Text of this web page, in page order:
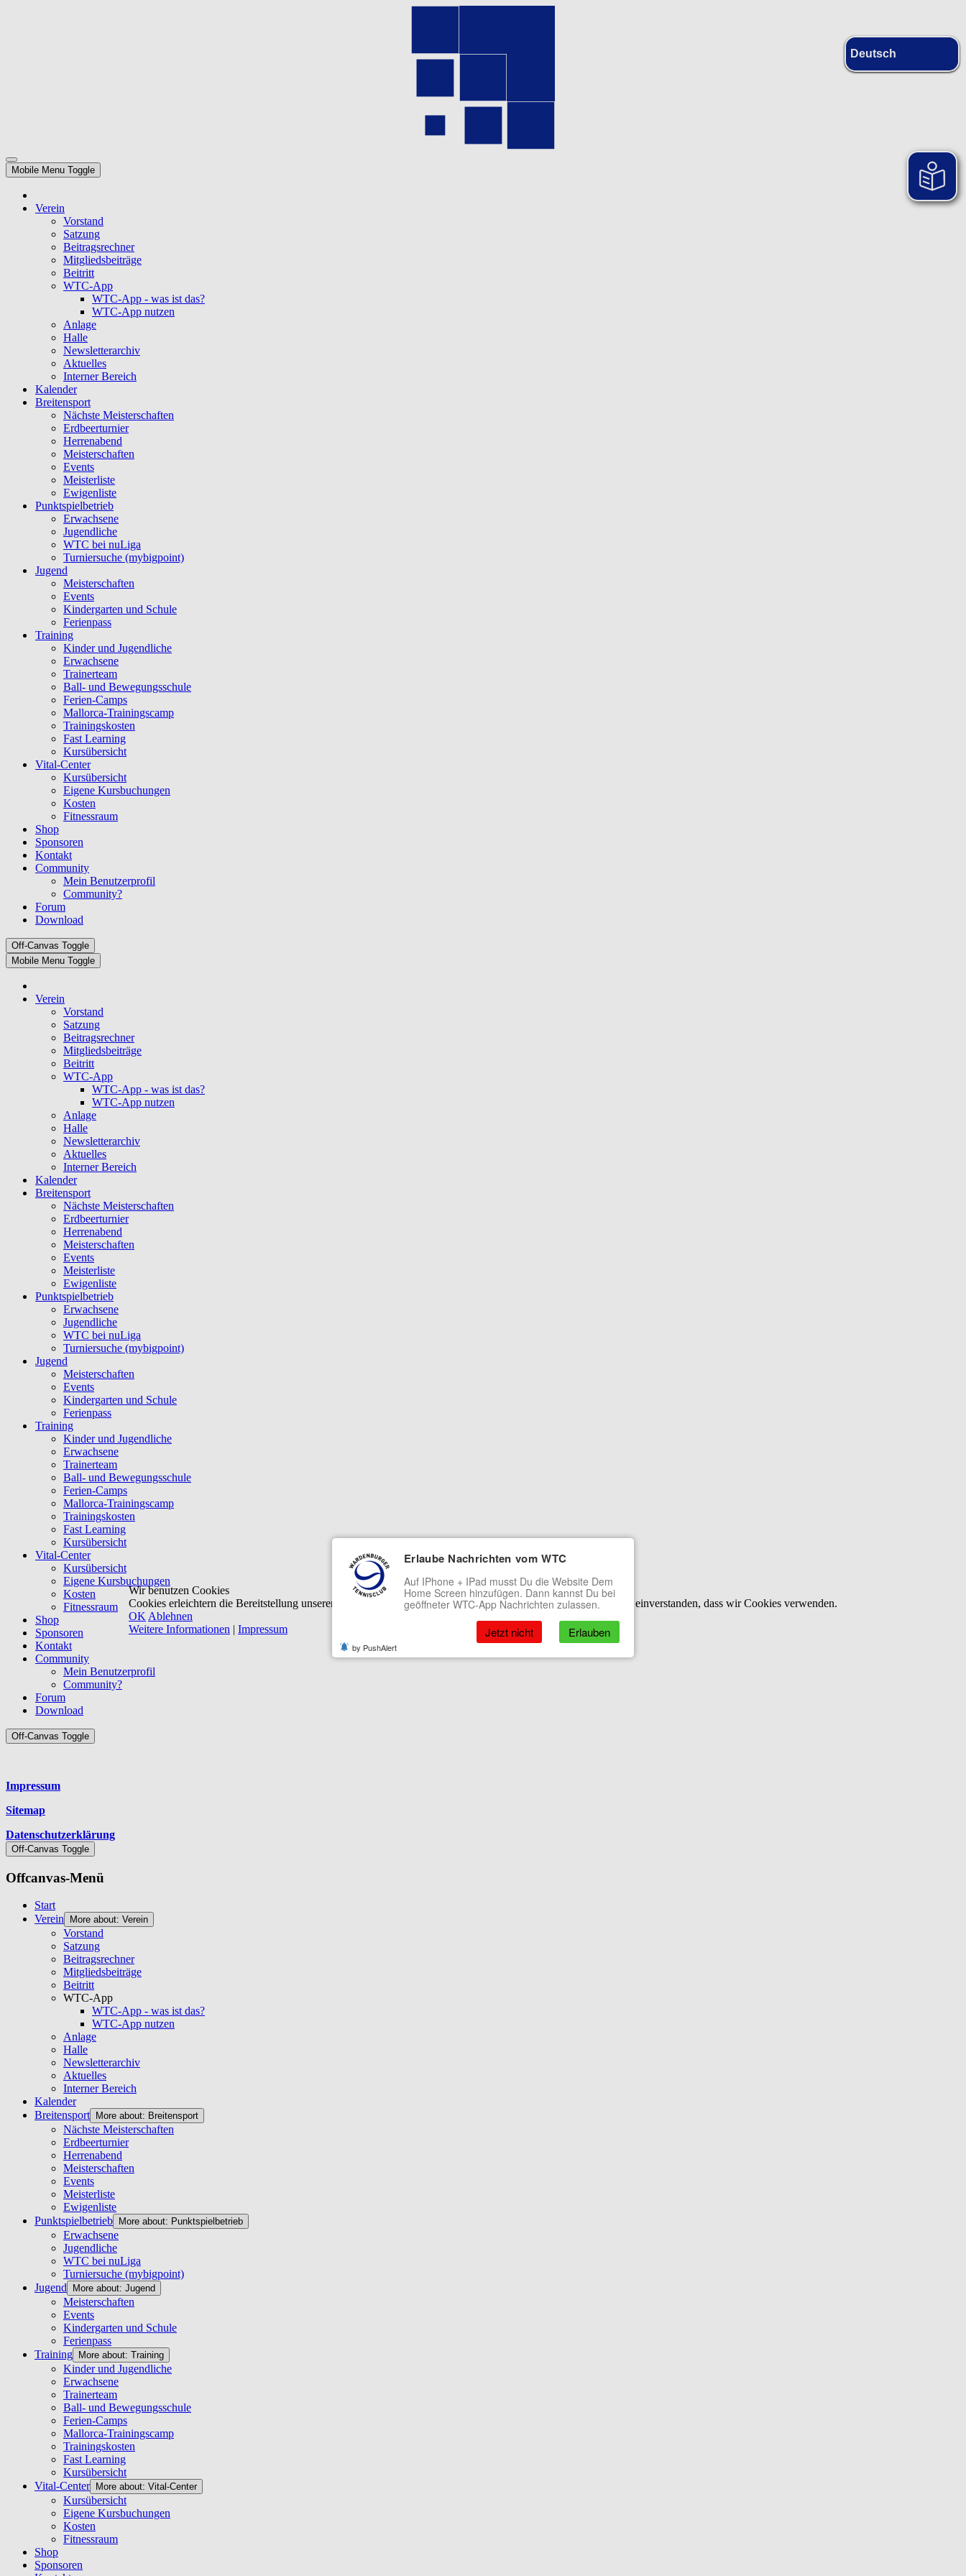
Mobile Menu Toggle
Verein
Vorstand
Satzung
Beitragsrechner
Mitgliedsbeiträge
Beitritt
WTC-App
WTC-App - was ist das?
WTC-App nutzen
Anlage
Halle
Newsletterarchiv
Aktuelles
Interner Bereich
Kalender
Breitensport
Nächste Meisterschaften
Erdbeerturnier
Herrenabend
Meisterschaften
Events
Meisterliste
Ewigenliste
Punktspielbetrieb
Erwachsene
Jugendliche
WTC bei nuLiga
Turniersuche (mybigpoint)
Jugend
Meisterschaften
Events
Kindergarten und Schule
Ferienpass
Training
Kinder und Jugendliche
Erwachsene
Trainerteam
Ball- und Bewegungsschule
Ferien-Camps
Mallorca-Trainingscamp
Trainingskosten
Fast Learning
Kursübersicht
Vital-Center
Kursübersicht
Eigene Kursbuchungen
Kosten
Fitnessraum
Shop
Sponsoren
Kontakt
Community
Mein Benutzerprofil
Community?
Forum
Download
Off-Canvas Toggle
Mobile Menu Toggle
Verein
Vorstand
Satzung
Beitragsrechner
Mitgliedsbeiträge
Beitritt
WTC-App
WTC-App - was ist das?
WTC-App nutzen
Anlage
Halle
Newsletterarchiv
Aktuelles
Interner Bereich
Kalender
Breitensport
Nächste Meisterschaften
Erdbeerturnier
Herrenabend
Meisterschaften
Events
Meisterliste
Ewigenliste
Punktspielbetrieb
Erwachsene
Jugendliche
WTC bei nuLiga
Turniersuche (mybigpoint)
Jugend
Meisterschaften
Events
Kindergarten und Schule
Ferienpass
Training
Kinder und Jugendliche
Erwachsene
Trainerteam
Ball- und Bewegungsschule
Ferien-Camps
Mallorca-Trainingscamp
Trainingskosten
Fast Learning
Kursübersicht
Vital-Center
Kursübersicht
Eigene Kursbuchungen
Kosten
Fitnessraum
Shop
Sponsoren
Kontakt
Community
Mein Benutzerprofil
Community?
Forum
Download
Off-Canvas Toggle
Impressum
Sitemap
Datenschutzerklärung
Off-Canvas Toggle
Offcanvas-Menü
Start
Verein
More about: Verein
Vorstand
Satzung
Beitragsrechner
Mitgliedsbeiträge
Beitritt
WTC-App
WTC-App - was ist das?
WTC-App nutzen
Anlage
Halle
Newsletterarchiv
Aktuelles
Interner Bereich
Kalender
Breitensport
More about: Breitensport
Nächste Meisterschaften
Erdbeerturnier
Herrenabend
Meisterschaften
Events
Meisterliste
Ewigenliste
Punktspielbetrieb
More about: Punktspielbetrieb
Erwachsene
Jugendliche
WTC bei nuLiga
Turniersuche (mybigpoint)
Jugend
More about: Jugend
Meisterschaften
Events
Kindergarten und Schule
Ferienpass
Training
More about: Training
Kinder und Jugendliche
Erwachsene
Trainerteam
Ball- und Bewegungsschule
Ferien-Camps
Mallorca-Trainingscamp
Trainingskosten
Fast Learning
Kursübersicht
Vital-Center
More about: Vital-Center
Kursübersicht
Eigene Kursbuchungen
Kosten
Fitnessraum
Shop
Sponsoren
Wir benutzen Cookies
Cookies erleichtern die Bereitstellung unserer Dienste. Mit der Nutzung unserer Dienste erklärst Du Dich damit einverstanden, dass wir Cookies verwenden.
OK Ablehnen
Weitere Informationen | Impressum
Erlaube Nachrichten vom WTC
Auf IPhone + IPad musst Du die Website Dem
Home Screen hinzufügen. Dann kannst Du bei
geöffneter WTC-App Nachrichten zulassen.
Jetzt nicht Erlauben
by PushAlert